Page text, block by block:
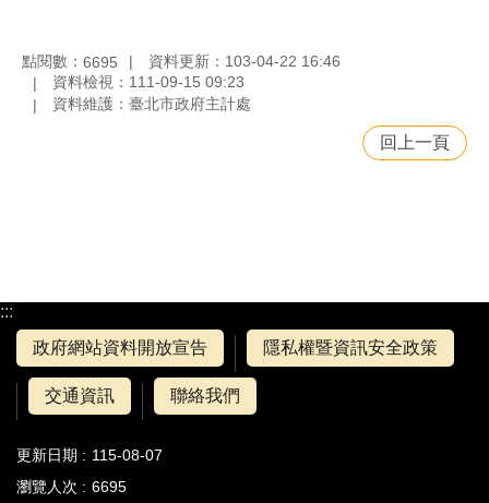
點閱數： 6695
資料更新：103-04-22 16:46
資料檢視：111-09-15 09:23
資料維護：臺北市政府主計處
回上一頁
:::
政府網站資料開放宣告
隱私權暨資訊安全政策
交通資訊 聯絡我們
更新日期
115-08-07
瀏覽人次
6695